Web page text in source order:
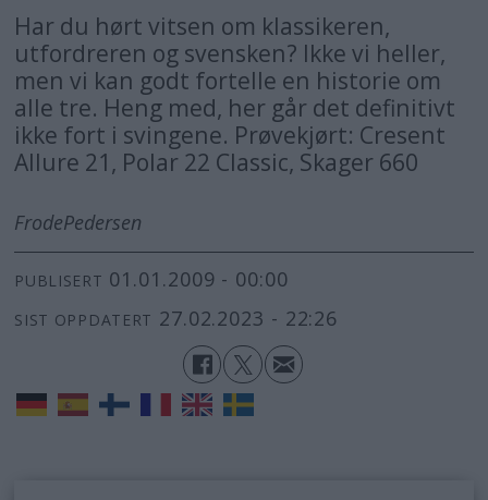
Har du hørt vitsen om klassikeren,
utfordreren og svensken? Ikke vi heller,
men vi kan godt fortelle en historie om
alle tre. Heng med, her går det definitivt
ikke fort i svingene. Prøvekjørt: Cresent
Allure 21, Polar 22 Classic, Skager 660
FrodePedersen
PUBLISERT 01.01.2009 - 00:00
SIST OPPDATERT 27.02.2023 - 22:26